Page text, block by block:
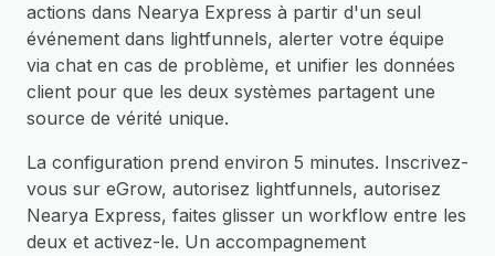
actions dans Nearya Express à partir d'un seul
événement dans lightfunnels, alerter votre équipe
via chat en cas de problème, et unifier les données
client pour que les deux systèmes partagent une
source de vérité unique.
La configuration prend environ 5 minutes. Inscrivez-
vous sur eGrow, autorisez lightfunnels, autorisez
Nearya Express, faites glisser un workflow entre les
deux et activez-le. Un accompagnement